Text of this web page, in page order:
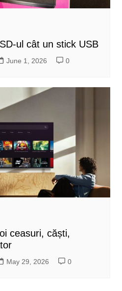
ul cât un stick USB
June 1, 2026 0
ceasuri, căști,
May 29, 2026 0